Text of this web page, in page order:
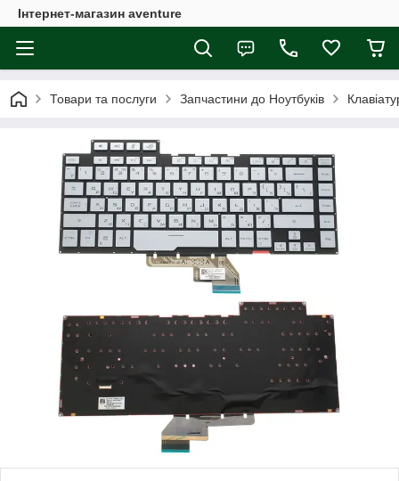
Інтернет-магазин aventure
Товари та послуги Запчастини до Ноутбуків